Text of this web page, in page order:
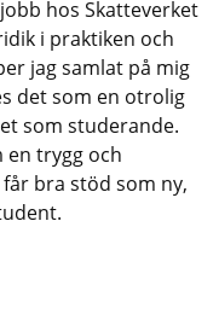
hos Skatteverket
i praktiken och
jag samlat på mig
det som en otrolig
som studerande.
en trygg och
bra stöd som ny,